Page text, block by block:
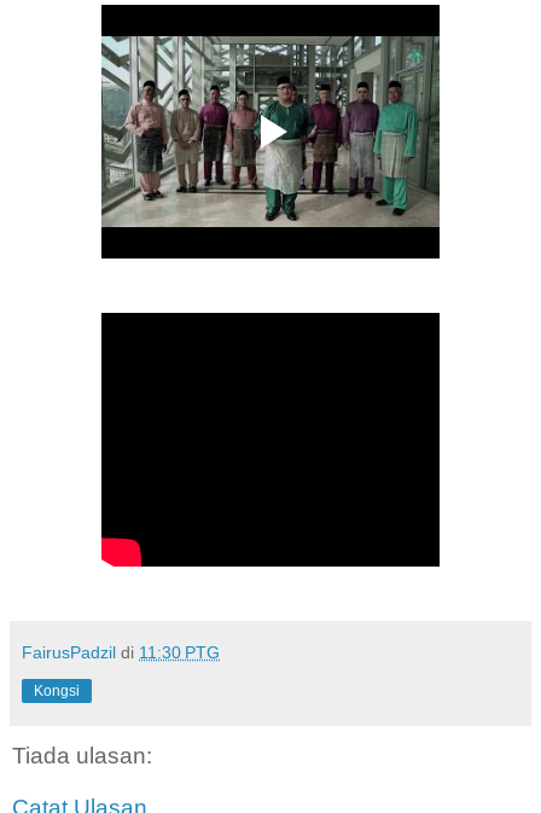
FairusPadzil di 11:30 PTG
Kongsi
Tiada ulasan:
Catat Ulasan